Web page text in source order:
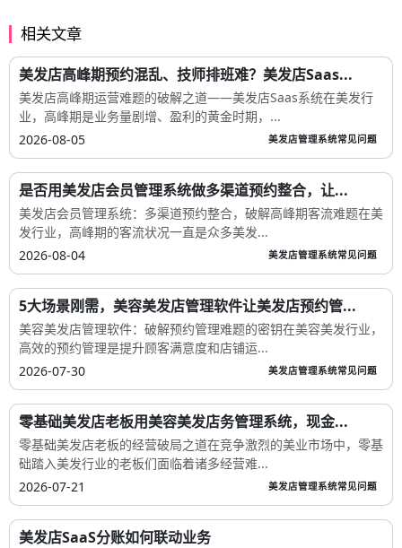
相关文章
美发店高峰期预约混乱、技师排班难？美发店Saas...
美发店高峰期运营难题的破解之道——美发店Saas系统在美发行
业，高峰期是业务量剧增、盈利的黄金时期，...
2026-08-05
美发店管理系统常见问题
是否用美发店会员管理系统做多渠道预约整合，让...
美发店会员管理系统：多渠道预约整合，破解高峰期客流难题在美
发行业，高峰期的客流状况一直是众多美发...
2026-08-04
美发店管理系统常见问题
5大场景刚需，美容美发店管理软件让美发店预约管...
美容美发店管理软件：破解预约管理难题的密钥在美容美发行业，
高效的预约管理是提升顾客满意度和店铺运...
2026-07-30
美发店管理系统常见问题
零基础美发店老板用美容美发店务管理系统，现金...
零基础美发店老板的经营破局之道在竞争激烈的美业市场中，零基
础踏入美发行业的老板们面临着诸多经营难...
2026-07-21
美发店管理系统常见问题
美发店SaaS分账如何联动业务